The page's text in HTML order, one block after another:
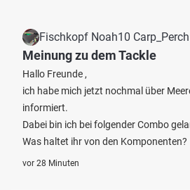
Fischkopf Noah10 Carp_Perch
Meinung zu dem Tackle
Hallo Freunde ,
ich habe mich jetzt nochmal über
informiert.
Dabei bin ich bei folgender Combo
Was haltet ihr von den Komponenten?
vor 28 Minuten